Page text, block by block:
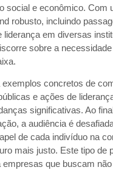
social e econômico. Com
robusto, incluindo
liderança em diversas
sobre a
exemplos concretos de
e ações de
significativas. Ao
a audiência é
de cada indivíduo na
mais justo. Este tipo de
empresas que buscam